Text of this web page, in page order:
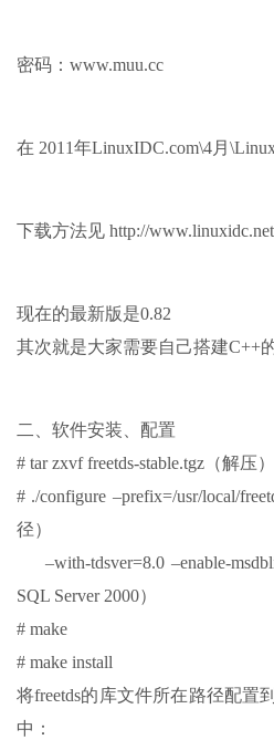
密码：www.muu.cc
在 2011年LinuxIDC.com\4月
下载方法见 http://
现在的最新版是0.82
其次就是大家需要自己搭建C++
二、软件安装、配置
# tar zxvf freetds-stable.tgz（解压）
# ./configure –prefix=/usr/local/
径）
–with-tdsver=8.0 –enable-
SQL Server 2000）
# make
# make install
将freetds的库文件所在路径配置
中：